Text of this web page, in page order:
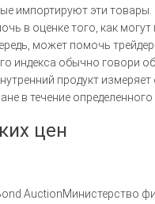
импортируют эти
в оценке того, как
может помочь
индекса обычно говори
продукт
в течение
цен
AuctionМинистерство